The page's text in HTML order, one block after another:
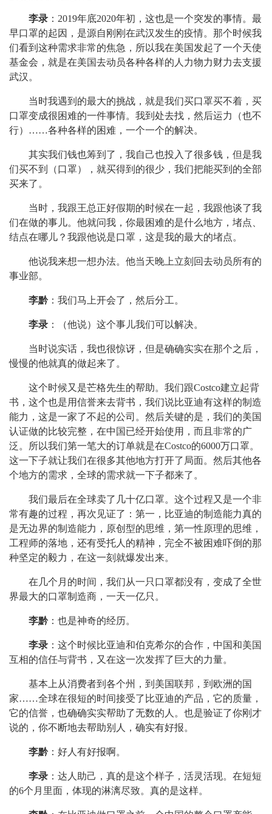
李录 ：2019年底2020年初，这也是一个突发的事情。最
早口罩的起因，是源自刚刚在武汉发生的疫情。那个时候我
们看到这种需求非常的焦急，所以我在美国发起了一个天使
基金会，就是在美国去动员各种各样的人力物力财力去支援
武汉。
当时我遇到的最大的挑战，就是我们买口罩买不着，买
口罩变成很困难的一件事情。我到处去找，然后运力（也不
行）……各种各样的困难，一个一个的解决。
其实我们钱也筹到了，我自己也投入了很多钱，但是我
们买不到（口罩），就买得到的很少，我们把能买到的全部
买来了。
当时，我跟王总正好假期的时候在一起，我跟他谈了我
们在做的事儿。他就问我，你最困难的是什么地方，堵点、
结点在哪儿？我跟他说是口罩，这是我的最大的堵点。
他说我来想一想办法。他当天晚上立刻回去动员所有的
事业部。
李黔：我们马上开会了，然后分工。
李录 ：（他说）这个事儿我们可以解决。
当时说实话，我也很惊讶，但是确确实实在那个之后，
慢慢的他就真的做起来了。
这个时候又是芒格先生的帮助。我们跟Costco建立起背
书，这个也是用信誉来去背书，我们说比亚迪有这样的制造
能力，这是一家了不起的公司。然后关键的是，我们的美国
认证做的比较完整，在中国已经开始使用，而且非常的广
泛。所以我们第一笔大的订单就是在Costco的6000万口罩。
这一下子就让我们在很多其他地方打开了局面。然后其他各
个地方的需求，全球的需求就一下子都来了。
我们最后在全球卖了几十亿口罩。这个过程又是一个非
常有趣的过程，再次见证了：第一，比亚迪的制造能力真的
是无边界的制造能力，原创型的思维，第一性原理的思维，
工程师的落地，还有受托人的精神，完全不被困难吓倒的那
种坚定的毅力，在这一刻就爆发出来。
在几个月的时间，我们从一只口罩都没有，变成了全世
界最大的口罩制造商，一天一亿只。
李黔：也是神奇的经历。
李录 ：这个时候比亚迪和伯克希尔的合作，中国和美国
互相的信任与背书，又在这一次发挥了巨大的力量。
基本上从消费者到各个州，到美国联邦，到欧洲的国
家……全球在很短的时间接受了比亚迪的产品，它的质量，
它的信誉，也确确实实帮助了无数的人。也是验证了你刚才
说的，你不断地去帮助别人，确实有好报。
李黔：好人有好报啊。
李录 ：达人助己，真的是这个样子，活灵活现。在短短
的6个月里面，体现的淋漓尽致。真的是这样。